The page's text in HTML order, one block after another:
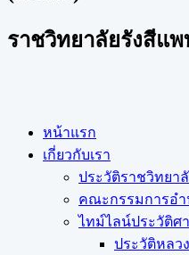
ราชวิทยาลัยรังสีแ
หน้าแรก
เกี่ยวกับเรา
ประวัติราชวิทยา
คณะกรรมการอำ
ไทม์ไลน์ประวัติศ
ประวัติหลว